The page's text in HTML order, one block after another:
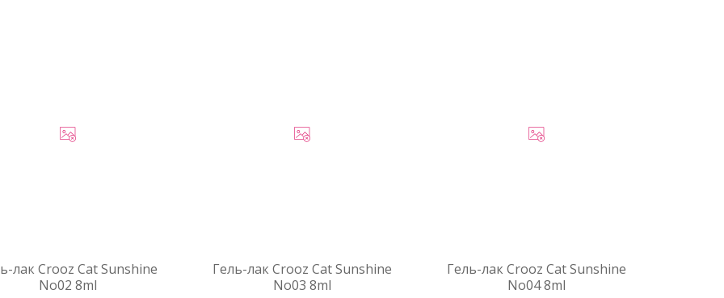
лак Crooz Cat Sunshine
No02 8ml
Гель-лак Crooz Cat Sunshine
No03 8ml
Гель-лак Crooz Cat Sunshine
No04 8ml